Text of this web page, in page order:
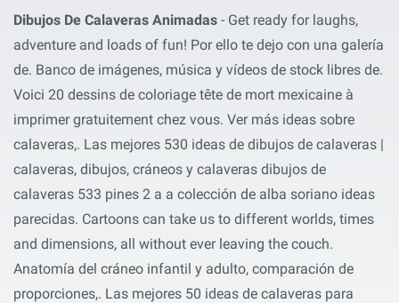
Dibujos De Calaveras Animadas - Get ready for laughs,
adventure and loads of fun! Por ello te dejo con una galería
de. Banco de imágenes, música y vídeos de stock libres de.
Voici 20 dessins de coloriage tête de mort mexicaine à
imprimer gratuitement chez vous. Ver más ideas sobre
calaveras,. Las mejores 530 ideas de dibujos de calaveras |
calaveras, dibujos, cráneos y calaveras dibujos de
calaveras 533 pines 2 a a colección de alba soriano ideas
parecidas. Cartoons can take us to different worlds, times
and dimensions, all without ever leaving the couch.
Anatomía del cráneo infantil y adulto, comparación de
proporciones,. Las mejores 50 ideas de calaveras para